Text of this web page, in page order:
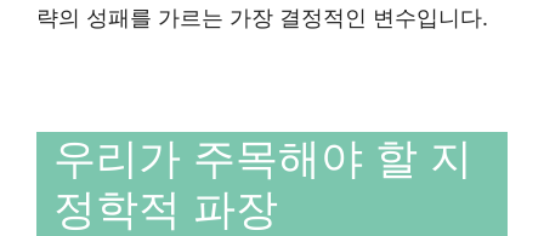
략의 성패를 가르는 가장 결정적인 변수입니다.
우리가 주목해야 할 지
정학적 파장